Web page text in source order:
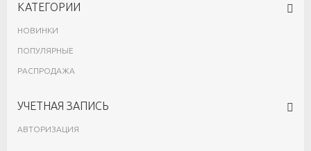
КАТЕГОРИИ
НОВИНКИ
ПОПУЛЯРНЫЕ
РАСПРОДАЖА
УЧЕТНАЯ ЗАПИСЬ
АВТОРИЗАЦИЯ